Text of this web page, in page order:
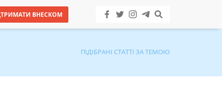
ВНЕСКОМ
ПІДІБРАНІ СТАТТІ ЗА ТЕМОЮ